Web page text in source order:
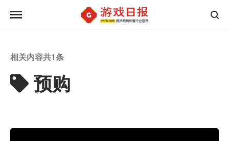
相关内容共1条
预购